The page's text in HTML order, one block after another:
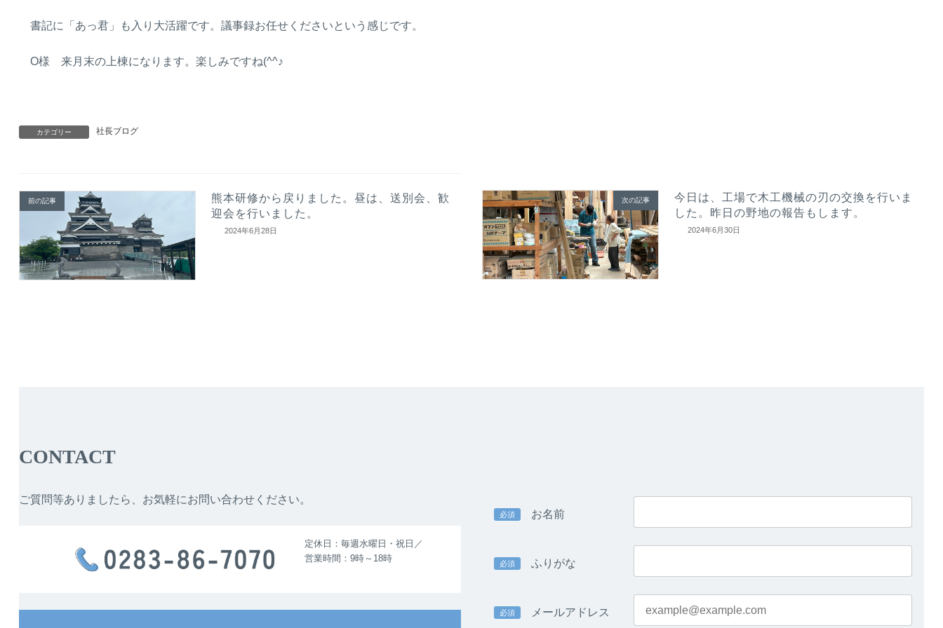
書記に「あっ君」も入り大活躍です。議事録お任せくださいという感じです。
O様 来月末の上棟になります。楽しみですね(^^♪
カテゴリー 社長ブログ
前の記事
熊本研修から戻りました。昼は、送別会、歓
迎会を行いました。
2024年6月28日
次の記事
今日は、工場で木工機械の刃の交換を行いま
した。昨日の野地の報告もします。
2024年6月30日
CONTACT
ご質問等ありましたら、お気軽にお問い合わせください。
定休日：毎週水曜日・祝日／
営業時間：9時～18時
必須 お名前
必須 ふりがな
必須 メールアドレス